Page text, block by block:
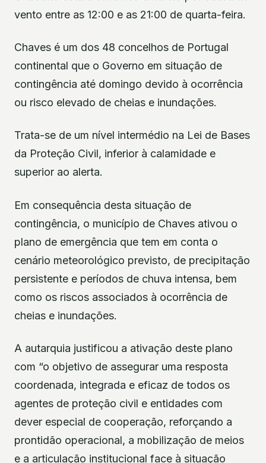
vento entre as 12:00 e as 21:00 de quarta-feira.
Chaves é um dos 48 concelhos de Portugal
continental que o Governo em situação de
contingência até domingo devido à ocorrência
ou risco elevado de cheias e inundações.
Trata-se de um nível intermédio na Lei de Bases
da Proteção Civil, inferior à calamidade e
superior ao alerta.
Em consequência desta situação de
contingência, o município de Chaves ativou o
plano de emergência que tem em conta o
cenário meteorológico previsto, de precipitação
persistente e períodos de chuva intensa, bem
como os riscos associados à ocorrência de
cheias e inundações.
A autarquia justificou a ativação deste plano
com “o objetivo de assegurar uma resposta
coordenada, integrada e eficaz de todos os
agentes de proteção civil e entidades com
dever especial de cooperação, reforçando a
prontidão operacional, a mobilização de meios
e a articulação institucional face à situação